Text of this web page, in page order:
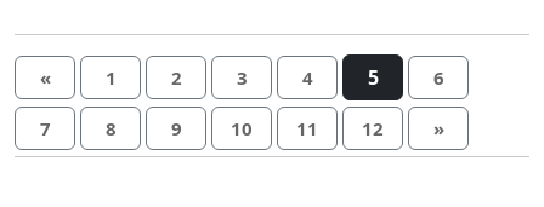
« 1 2 3 4 5 6
7 8 9 10 11 12 »